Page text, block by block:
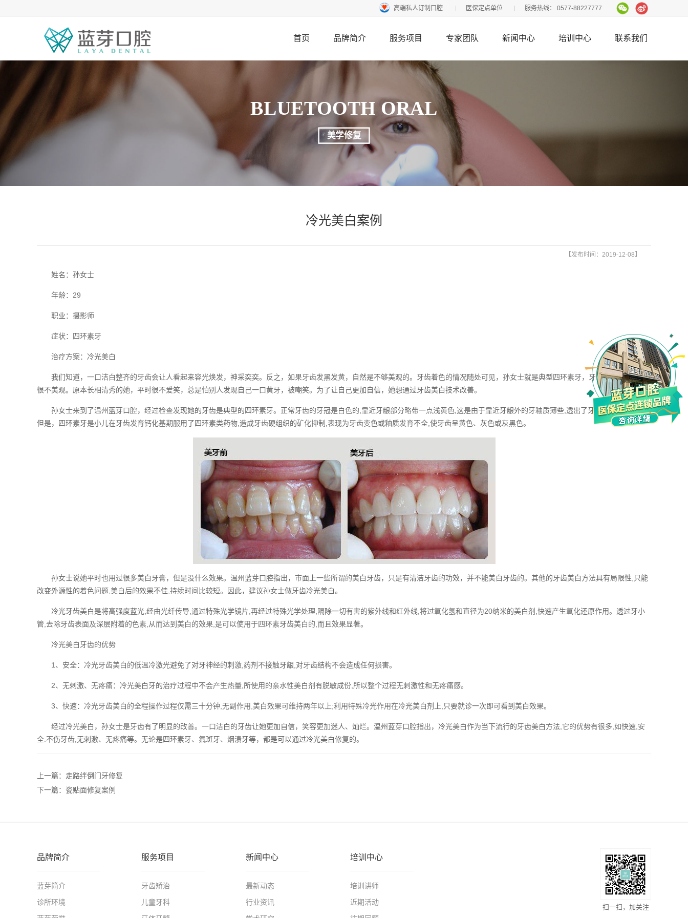
高端私人订制口腔 医保定点单位 服务热线： 0577-88227777
首页 品牌简介 服务项目 专家团队 新闻中心 培训中心 联系我们
BLUETOOTH ORAL
美学修复
冷光美白案例
【发布时间：2019-12-08】
姓名：孙女士
年龄：29
职业：摄影师
症状：四环素牙
治疗方案：冷光美白
我们知道，一口洁白整齐的牙齿会让人看起来容光焕发，神采奕奕。反之，如果牙齿发黑发黄，自然是不够美观的。牙齿着色的情况随处可见，孙女士就是典型四环素牙，牙齿发黄、发灰，
很不美观。原本长相清秀的她，平时很不爱笑，总是怕别人发现自己一口黄牙，被嘲笑。为了让自己更加自信，她想通过牙齿美白技术改善。
孙女士来到了温州蓝芽口腔，经过检查发现她的牙齿是典型的四环素牙。正常牙齿的牙冠是白色的,靠近牙龈部分略带一点浅黄色,这是由于靠近牙龈外的牙釉质薄些,透出了牙本质的浅黄色。
但是，四环素牙是小儿在牙齿发育钙化基期服用了四环素类药物,造成牙齿硬组织的矿化抑制,表现为牙齿变色或釉质发育不全,使牙齿呈黄色、灰色或灰黑色。
孙女士说她平时也用过很多美白牙膏，但是没什么效果。温州蓝芽口腔指出，市面上一些所谓的美白牙齿，只是有清洁牙齿的功效，并不能美白牙齿的。其他的牙齿美白方法具有局限性,只能
改变外源性的着色问题,美白后的效果不佳,持续时间比较短。因此，建议孙女士做牙齿冷光美白。
冷光牙齿美白是将高强度蓝光,经由光纤传导,通过特殊光学镜片,再经过特殊光学处理,隔除一切有害的紫外线和红外线,将过氧化氢和直径为20纳米的美白剂,快速产生氧化还原作用。透过牙小
管,去除牙齿表面及深层附着的色素,从而达到美白的效果,是可以使用于四环素牙齿美白的,而且效果显著。
冷光美白牙齿的优势
1、安全：冷光牙齿美白的低温冷激光避免了对牙神经的刺激,药剂不接触牙龈,对牙齿结构不会造成任何损害。
2、无刺激、无疼痛：冷光美白牙的治疗过程中不会产生热量,所使用的亲水性美白剂有脱敏成份,所以整个过程无刺激性和无疼痛感。
3、快速：冷光牙齿美白的全程操作过程仅需三十分钟,无副作用,美白效果可维持两年以上;利用特殊冷光作用在冷光美白剂上,只要就诊一次即可看到美白效果。
经过冷光美白，孙女士是牙齿有了明显的改善。一口洁白的牙齿让她更加自信，笑容更加迷人、灿烂。温州蓝芽口腔指出，冷光美白作为当下流行的牙齿美白方法,它的优势有很多,如快速,安
全.不伤牙齿,无刺激、无疼痛等。无论是四环素牙、氟斑牙、烟渍牙等，都是可以通过冷光美白修复的。
上一篇：走路绊倒门牙修复
下一篇：瓷贴面修复案例
品牌简介
蓝芽简介
诊所环境
服务项目
牙齿矫治
儿童牙科
新闻中心
最新动态
行业资讯
培训中心
培训讲师
近期活动
扫一扫，加关注